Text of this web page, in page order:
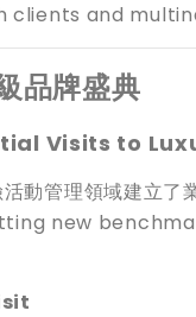
and
品牌盛典
Visits to
動管理領域建立了業
new